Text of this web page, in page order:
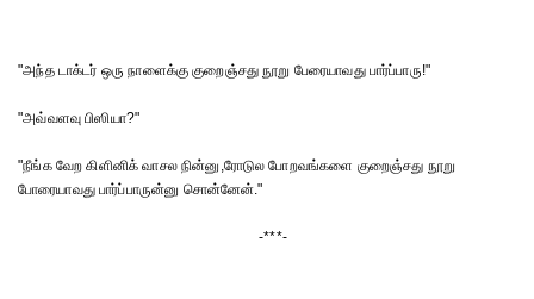
"அந்த டாக்டர் ஒரு நாளைக்கு குறைஞ்சது நூறு பேரையாவது பார்ப்பாரு!"
"அவ்வளவு பிஸியா?"
"நீங்க வேற கிளினிக் வாசல நின்னு,ரோடுல போறவங்களை குறைஞ்சது நூறு
போரையாவது பார்ப்பாருன்னு சொன்னேன்."
-***-